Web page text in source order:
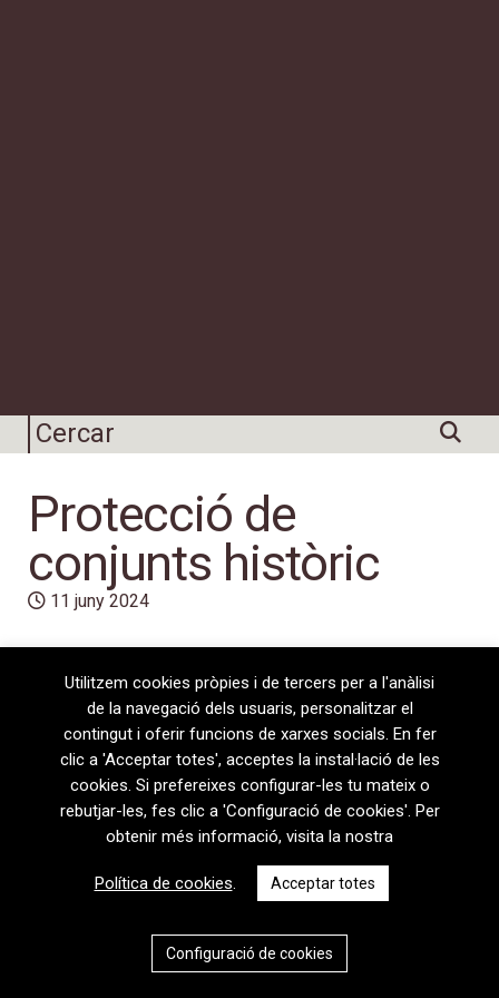
Protecció de
conjunts històric
11 juny 2024
08720 Vilafranca del Penedès · General Prim 5, 2n · Barcelona
T+34 938 170 417 ·
+34 938 170 301
Política de privacitat|Política de cookies
CAT
ESP
Utilitzem cookies pròpies i de tercers per a l'anàlisi
de la navegació dels usuaris, personalitzar el
contingut i oferir funcions de xarxes socials. En fer
clic a 'Acceptar totes', acceptes la instal·lació de les
cookies. Si prefereixes configurar-les tu mateix o
rebutjar-les, fes clic a 'Configuració de cookies'. Per
obtenir més informació, visita la nostra
Política de cookies. Acceptar totes
Configuració de cookies